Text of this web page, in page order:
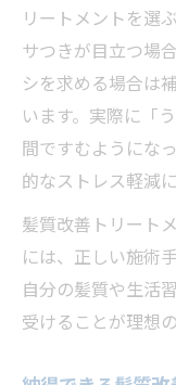
リートメントを選
サつきが目立つ場
シを求める場合は
います。実際に「
間ですむようにな
的なストレス軽減
髪質改善トリート
には、正しい施術
自分の髪質や生活
受けることが理想